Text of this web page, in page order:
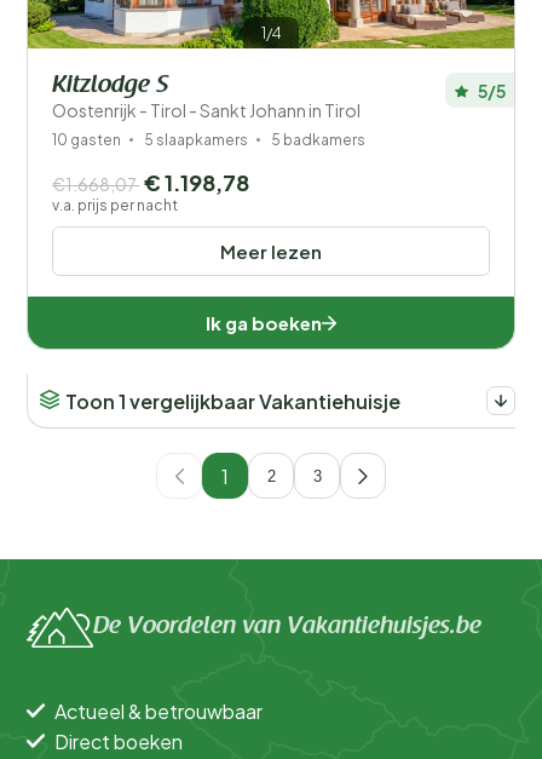
1/4
Kitzlodge S
Oostenrijk - Tirol - Sankt Johann in Tirol
5/5
10 gasten 5 slaapkamers 5 badkamers
Meer lezen
€1.668,07 € 1.198,78
v.a. prijs per nacht
Ik ga boeken
Toon 1 vergelijkbaar Vakantiehuisje
1 2 3
De Voordelen van Vakantiehuisjes.be
Actueel & betrouwbaar
Direct boeken